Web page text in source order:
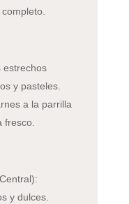
estrechos
y pasteles.
a la parrilla
fresco.
y dulces.